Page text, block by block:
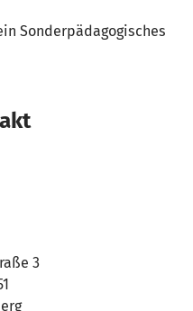
Sonderpädagogisches
3